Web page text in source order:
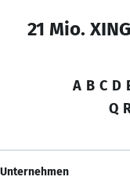
21 Mio.
A B C D
Q
Unternehmen